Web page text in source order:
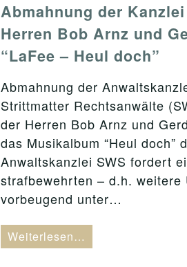
Abmahnung der
Herren Bob Arnz und
“LaFee – Heul doch”
Abmahnung der
Strittmatter Rechtsanwälte
der Herren Bob Arnz und
das Musikalbum “Heul doch”
Anwaltskanzlei SWS fordert
strafbewehrten – d.h.
vorbeugend unter…
Weiterlesen…